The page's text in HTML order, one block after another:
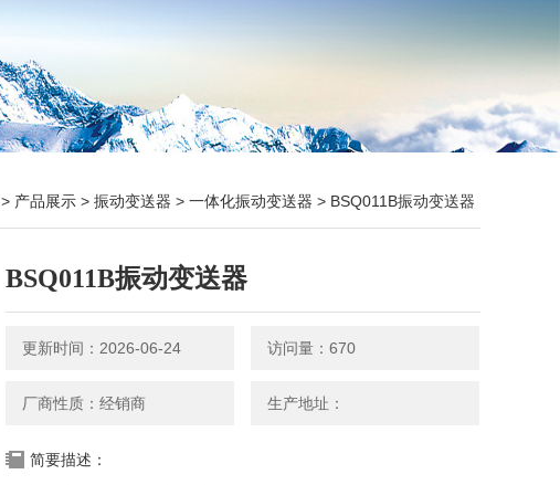
> 产品展示 > 振动变送器 > 一体化振动变送器 > BSQ011B振动变送器
BSQ011B振动变送器
更新时间：2026-06-24 访问量：670
厂商性质：经销商 生产地址：
简要描述：